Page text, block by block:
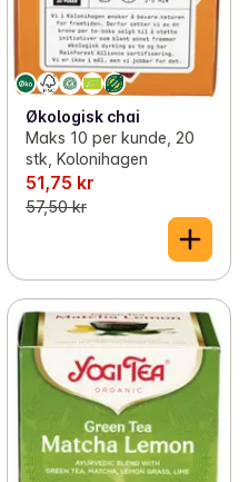
Økologisk chai
Maks 10 per kunde, 20
stk, Kolonihagen
51,75 kr
57,50 kr